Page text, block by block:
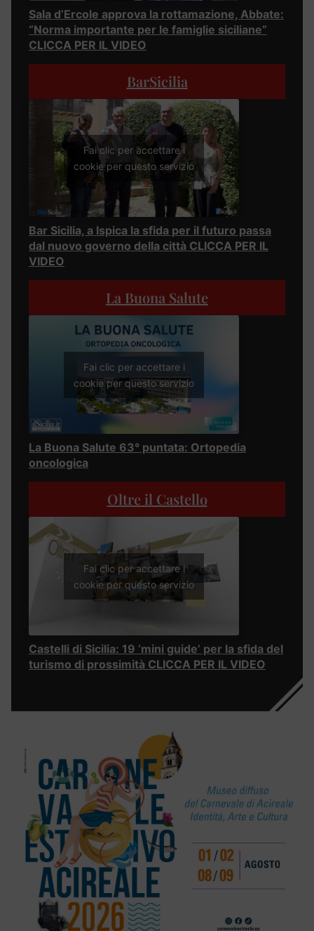
Sala d’Ercole approva la rottamazione, Abbate:
“Norma importante per le famiglie siciliane”
CLICCA PER IL VIDEO
BarSicilia
Fai clic per accettare i
cookie per questo servizio
Bar Sicilia, a Ispica la sfida per il futuro passa
dal nuovo governo della città CLICCA PER IL
VIDEO
La Buona Salute
Fai clic per accettare i
cookie per questo servizio
La Buona Salute 63° puntata: Ortopedia
oncologica
Oltre il Castello
Fai clic per accettare i
cookie per questo servizio
Castelli di Sicilia: 19 ‘mini guide’ per la sfida del
turismo di prossimità CLICCA PER IL VIDEO